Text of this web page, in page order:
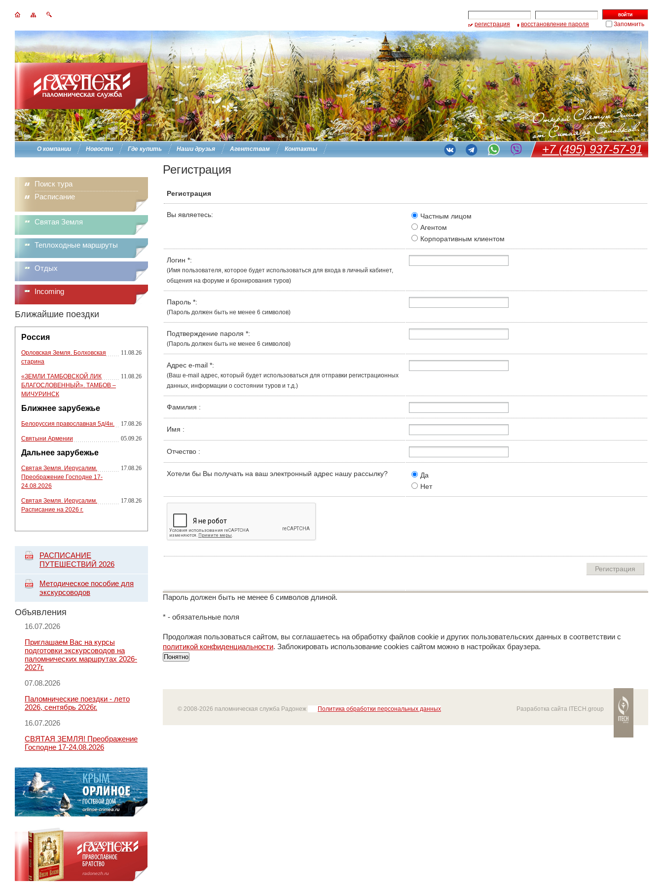
регистрация восстановление пароля Запомнить
О компании Новости Где купить Наши друзья Агентствам Контакты +7 (495) 937-57-91
Поиск тура
Расписание
Святая Земля
Теплоходные маршруты
Отдых
Incoming
Ближайшие поездки
Россия
Орловская Земля. Болховская
старина
11.08.26
«ЗЕМЛИ ТАМБОВСКОЙ ЛИК
БЛАГОСЛОВЕННЫЙ». ТАМБОВ –
МИЧУРИНСК
11.08.26
Ближнее зарубежье
Белоруссия православная 5д/4н. 17.08.26
Святыни Армении 05.09.26
Дальнее зарубежье
Святая Земля. Иерусалим.
Преображение Господне 17-
24.08.2026
17.08.26
Святая Земля. Иерусалим.
Расписание на 2026 г.
17.08.26
РАСПИСАНИЕ
ПУТЕШЕСТВИЙ 2026
Методическое пособие для
экскурсоводов
Объявления
16.07.2026
Приглашаем Вас на курсы
подготовки экскурсоводов на
паломнических маршрутах 2026-
2027г.
07.08.2026
Паломнические поездки - лето
2026, сентябрь 2026г.
16.07.2026
СВЯТАЯ ЗЕМЛЯ! Преображение
Господне 17-24.08.2026
Регистрация
Регистрация
Вы являетесь:
Частным лицом
Агентом
Корпоративным клиентом
Логин *:
(Имя пользователя, которое будет использоваться для входа в личный кабинет,
общения на форуме и бронирования туров)
Пароль *:
(Пароль должен быть не менее 6 символов)
Подтверждение пароля *:
(Пароль должен быть не менее 6 символов)
Адрес e-mail *:
(Ваш e-mail адрес, который будет использоваться для отправки регистрационных
данных, информации о состоянии туров и т.д.)
Фамилия :
Имя :
Отчество :
Хотели бы Вы получать на ваш электронный адрес нашу рассылку?
Да
Нет
Пароль должен быть не менее 6 символов длиной.
* - обязательные поля
Продолжая пользоваться сайтом, вы соглашаетесь на обработку файлов cookie и других пользовательских данных в соответствии с
политикой конфиденциальности. Заблокировать использование cookies сайтом можно в настройках браузера.
Понятно
© 2008-2026 паломническая служба Радонеж Политика обработки персональных данных Разработка сайта ITECH.group